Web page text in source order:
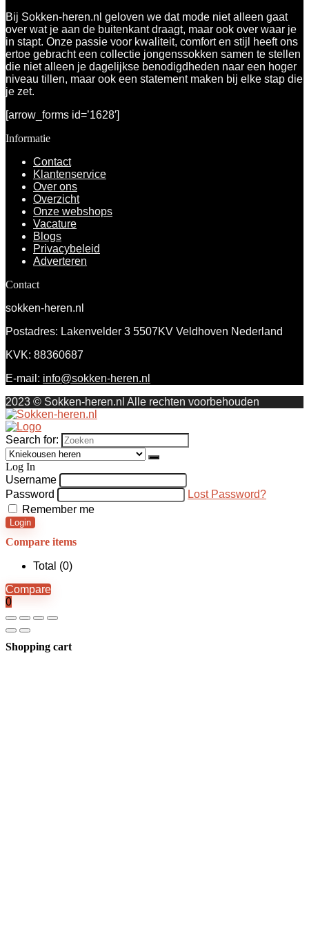
Bij Sokken-heren.nl geloven we dat mode niet alleen gaat
over wat je aan de buitenkant draagt, maar ook over waar je
in stapt. Onze passie voor kwaliteit, comfort en stijl heeft ons
ertoe gebracht een collectie jongenssokken samen te stellen
die niet alleen je dagelijkse benodigdheden naar een hoger
niveau tillen, maar ook een statement maken bij elke stap die
je zet.
[arrow_forms id=’1628′]
Informatie
Contact
Klantenservice
Over ons
Overzicht
Onze webshops
Vacature
Blogs
Privacybeleid
Adverteren
Contact
sokken-heren.nl
Postadres: Lakenvelder 3 5507KV Veldhoven Nederland
KVK: 88360687
E-mail: info@sokken-heren.nl
2023 © Sokken-heren.nl Alle rechten voorbehouden
Search for:
Log In
Username
Password
Lost Password?
Remember me
Login
Compare items
Total (0)
Compare
0
Shopping cart